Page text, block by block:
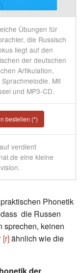
Übungen für
die Russisch
liegt auf den
der deutschen
Artikulation,
Mit
und MP3-CD.
bestellen (*)
verdient
eine kleine
Phonetik
die Russen
sprechen, keinen
[r]ähnlich wie die
der